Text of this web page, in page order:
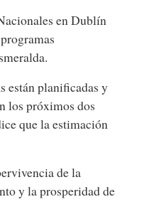
en Dublín
están planificadas y
los próximos dos
que la estimación
de la
y la prosperidad de